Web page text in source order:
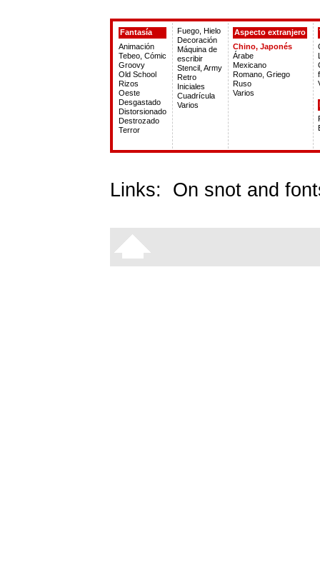
Fantasía
Animación
Tebeo, Cómic
Groovy
Old School
Rizos
Oeste
Desgastado
Distorsionado
Destrozado
Terror
Fuego, Hielo
Decoración
Máquina de
escribir
Stencil, Army
Retro
Iniciales
Cuadrícula
Varios
Aspecto extranjero
Chino, Japonés
Árabe
Mexicano
Romano, Griego
Ruso
Varios
Links: On snot and